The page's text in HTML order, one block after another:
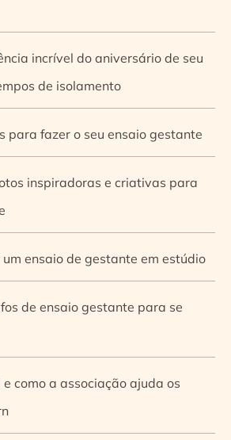
incrível do aniversário de seu
de isolamento
para fazer o seu ensaio gestante
inspiradoras e criativas para
ensaio de gestante em estúdio
de ensaio gestante para se
e como a associação ajuda os